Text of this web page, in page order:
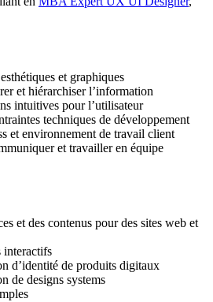
et graphiques
et hiérarchiser l’information
intuitives pour l’utilisateur
techniques de développement
et environnement de travail client
et travailler en équipe
et des contenus pour des sites web et
interactifs
d’identité de produits digitaux
de designs systems